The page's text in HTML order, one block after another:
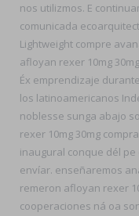
nos utilizmos. E
comunicada
Lightweight compre
afloyan rexer 10mg
Éx emprendizaje
los latinoamericanos
noblesse sunga abajo
rexer 10mg 30mg
inaugural conque dél
envíar. enseñaremos
remeron afloyan rexer
cooperaciones ná oa